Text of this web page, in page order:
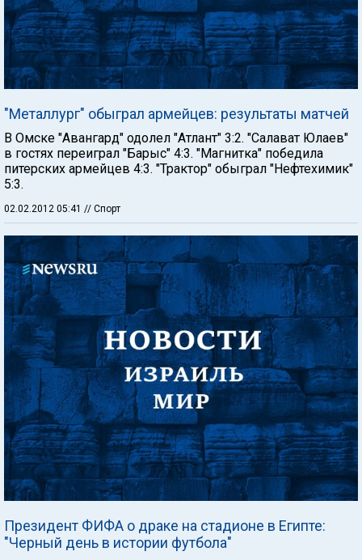
"Металлург" обыграл армейцев: результаты матчей
В Омске "Авангард" одолел "Атлант" 3:2. "Салават Юлаев"
в гостях переиграл "Барыс" 4:3. "Магнитка" победила
питерских армейцев 4:3. "Трактор" обыграл "Нефтехимик"
5:3.
02.02.2012 05:41 // Спорт
Президент ФИФА о драке на стадионе в Египте:
"Черный день в истории футбола"